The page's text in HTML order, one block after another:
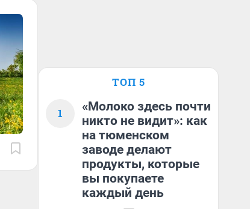
ТОП 5
1
«Молоко здесь почти
никто не видит»: как
на тюменском
заводе делают
продукты, которые
вы покупаете
каждый день